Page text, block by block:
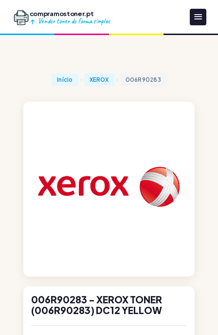
compramostoner.pt
Vender toner de forma simples
Início XEROX 006R90283
006R90283 - XEROX TONER
(006R90283) DC12 YELLOW